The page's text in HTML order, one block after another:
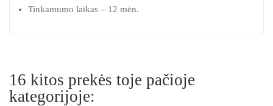
Tinkamumo laikas – 12 mėn.
16 kitos prekės toje pačioje
kategorijoje: